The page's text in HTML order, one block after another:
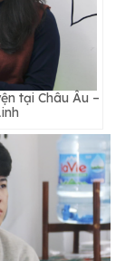
tại Châu Âu –